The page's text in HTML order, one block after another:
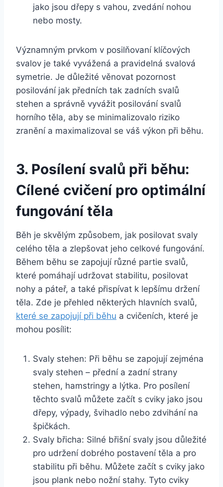
jako jsou dřepy s vahou, zvedání nohou
nebo mosty.
Významným prvkom v posilňovaní klíčových
svalov je také vyvážená a pravidelná svalová
symetrie. Je důležité věnovat pozornost
posilování jak předních tak zadních svalů
stehen a správně vyvážit posilování svalů
horního těla, aby se minimalizovalo riziko
zranění a maximalizoval se váš výkon při běhu.
3. Posílení svalů při běhu:
Cílené cvičení pro optimální
fungování těla
Běh je skvělým způsobem, jak posilovat svaly
celého těla a zlepšovat jeho celkové fungování.
Během běhu se zapojují různé partie svalů,
které pomáhají udržovat stabilitu, posilovat
nohy a páteř, a také přispívat k lepšímu držení
těla. Zde je přehled některých hlavních svalů,
které se zapojují při běhu a cvičeních, které je
mohou posílit:
Svaly stehen: Při běhu se zapojují zejména
svaly stehen – přední a zadní strany
stehen, hamstringy a lýtka. Pro posílení
těchto svalů můžete začít s cviky jako jsou
dřepy, výpady, švihadlo nebo zdvihání na
špičkách.
Svaly břicha: Silné břišní svaly jsou důležité
pro udržení dobrého postavení těla a pro
stabilitu při běhu. Můžete začít s cviky jako
jsou plank nebo nožní stahy. Tyto cviky